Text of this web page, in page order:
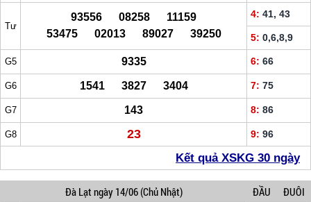
Tư
93556 08258 11159
53475 02013 89027 39250
4: 41, 43
5: 0,6,8,9
G5 9335 6: 66
G6 1541 3827 3404 7: 75
G7 143 8: 86
G8 23 9: 96
Kết quả XSKG 30 ngày
Đà Lạtngày 14/06(Chủ Nhật) ĐẦU ĐUÔI